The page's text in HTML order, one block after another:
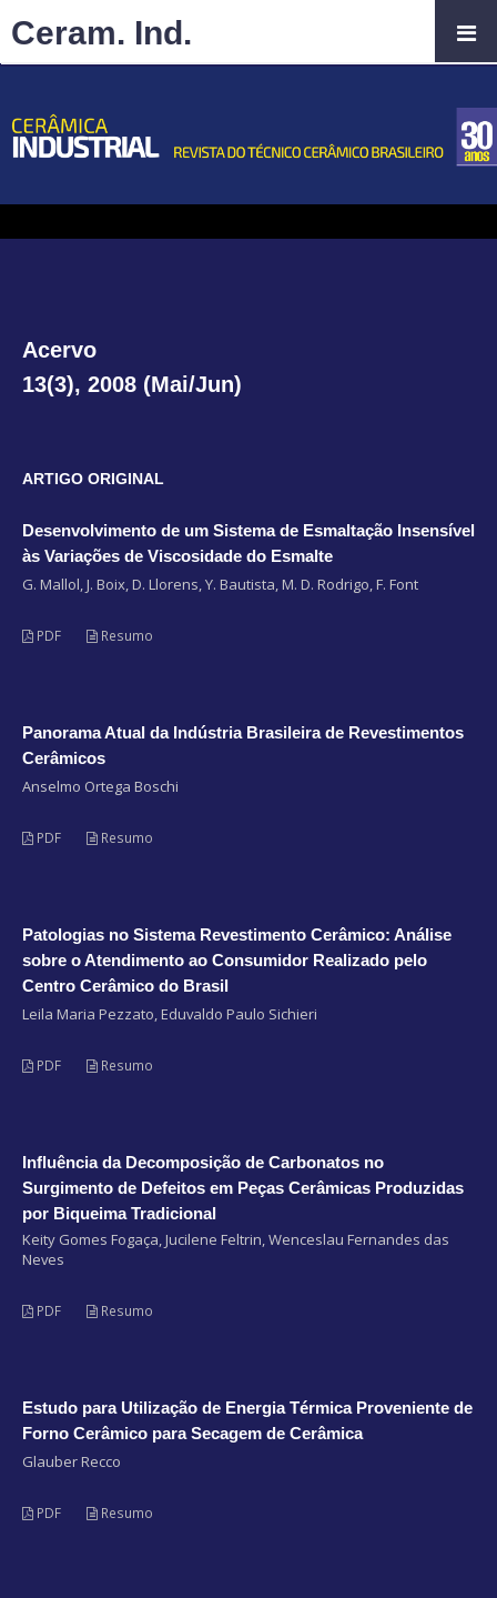
Acervo
13(3), 2008 (Mai/Jun)
ARTIGO ORIGINAL
Desenvolvimento de um Sistema de Esmaltação Insensível
às Variações de Viscosidade do Esmalte
G. Mallol, J. Boix, D. Llorens, Y. Bautista, M. D. Rodrigo, F. Font
PDF Resumo
Panorama Atual da Indústria Brasileira de Revestimentos
Cerâmicos
Anselmo Ortega Boschi
PDF Resumo
Patologias no Sistema Revestimento Cerâmico: Análise
sobre o Atendimento ao Consumidor Realizado pelo
Centro Cerâmico do Brasil
Leila Maria Pezzato, Eduvaldo Paulo Sichieri
PDF Resumo
Influência da Decomposição de Carbonatos no
Surgimento de Defeitos em Peças Cerâmicas Produzidas
por Biqueima Tradicional
Keity Gomes Fogaça, Jucilene Feltrin, Wenceslau Fernandes das
Neves
PDF Resumo
Estudo para Utilização de Energia Térmica Proveniente de
Forno Cerâmico para Secagem de Cerâmica
Glauber Recco
PDF Resumo
Ceram. Ind.